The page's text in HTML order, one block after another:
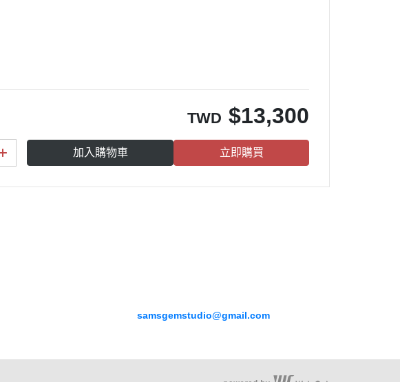
TWD $13,300
加入購物車 立即購買
samsgemstudio@gmail.com